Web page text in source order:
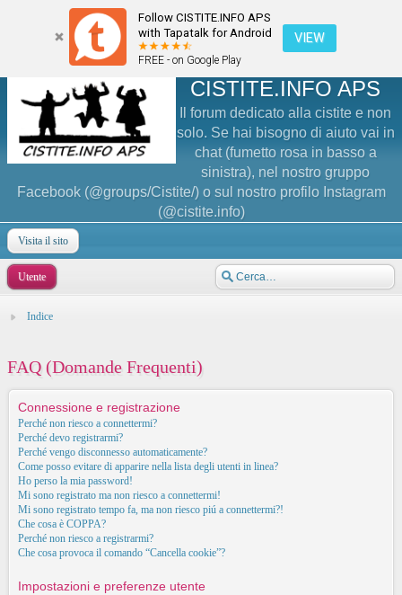
Follow CISTITE.INFO APS
with Tapatalk for Android
FREE - on Google Play
VIEW
CISTITE.INFO APS
Il forum dedicato alla cistite e non
solo. Se hai bisogno di aiuto vai in
chat (fumetto rosa in basso a
sinistra), nel nostro gruppo
Facebook (@groups/Cistite/) o sul nostro profilo Instagram
(@cistite.info)
Visita il sito
Utente
Indice
FAQ (Domande Frequenti)
Connessione e registrazione
Perché non riesco a connettermi?
Perché devo registrarmi?
Perché vengo disconnesso automaticamente?
Come posso evitare di apparire nella lista degli utenti in linea?
Ho perso la mia password!
Mi sono registrato ma non riesco a connettermi!
Mi sono registrato tempo fa, ma non riesco piú a connettermi?!
Che cosa è COPPA?
Perché non riesco a registrarmi?
Che cosa provoca il comando “Cancella cookie”?
Impostazioni e preferenze utente